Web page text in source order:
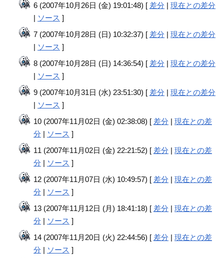
6 (2007年10月26日 (金) 19:01:48) [ 差分 |現在との差分
| ソース ]
7 (2007年10月28日 (日) 10:32:37) [ 差分 |現在との差分
| ソース ]
8 (2007年10月28日 (日) 14:36:54) [ 差分 |現在との差分
| ソース ]
9 (2007年10月31日 (水) 23:51:30) [ 差分 |現在との差分
| ソース ]
10 (2007年11月02日 (金) 02:38:08) [ 差分 |現在との差
分 | ソース ]
11 (2007年11月02日 (金) 22:21:52) [ 差分 |現在との差
分 | ソース ]
12 (2007年11月07日 (水) 10:49:57) [ 差分 |現在との差
分 | ソース ]
13 (2007年11月12日 (月) 18:41:18) [ 差分 |現在との差
分 | ソース ]
14 (2007年11月20日 (火) 22:44:56) [ 差分 |現在との差
分 | ソース ]